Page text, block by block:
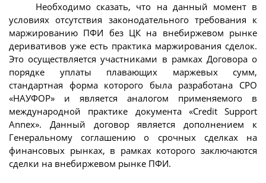
Необходимо сказать, что на данный момент в
условиях отсутствия законодательного требования к
маржированию ПФИ без ЦК на внебиржевом рынке
деривативов уже есть практика маржирования сделок.
Это осуществляется участниками в рамках Договора о
порядке уплаты плавающих маржевых сумм,
стандартная форма которого была разработана СРО
«НАУФОР» и является аналогом применяемого в
международной практике документа «Credit Support
Annex». Данный договор является дополнением к
Генеральному соглашению о срочных сделках на
финансовых рынках, в рамках которого заключаются
сделки на внебиржевом рынке ПФИ.